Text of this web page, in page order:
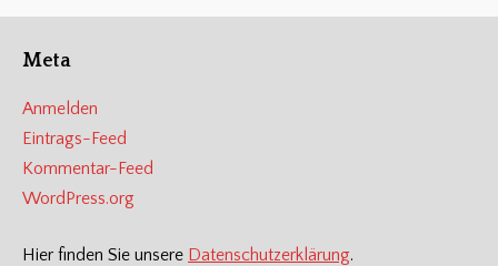
Meta
Anmelden
Eintrags-Feed
Kommentar-Feed
WordPress.org
Hier finden Sie unsere Datenschutzerklärung.